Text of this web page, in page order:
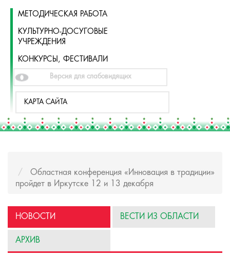
МЕТОДИЧЕСКАЯ РАБОТА
КУЛЬТУРНО-ДОСУГОВЫЕ
УЧРЕЖДЕНИЯ
КОНКУРСЫ, ФЕСТИВАЛИ
Версия для слабовидящих
КАРТА САЙТА
Областная конференция «Инновация в традиции»
пройдет в Иркутске 12 и 13 декабря
НОВОСТИ ВЕСТИ ИЗ ОБЛАСТИ
АРХИВ